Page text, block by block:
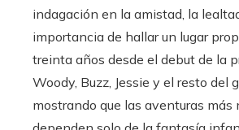
indagación en la amistad, la
importancia de hallar un lugar
treinta años desde el debut de la
Woody, Buzz, Jessie y el resto del
mostrando que las aventuras más